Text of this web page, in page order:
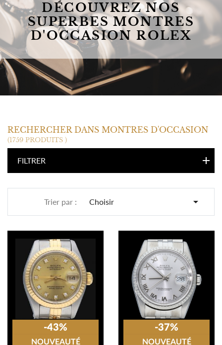
DÉCOUVREZ NOS
SUPERBES MONTRES
D'OCCASION ROLEX
ROLEX
RECHERCHER DANS MONTRES D'OCCASION
(1759 PRODUITS )
FILTRER
Trier par : Choisir 
-43%
NOUVEAUTÉ
-37%
NOUVEAUTÉ